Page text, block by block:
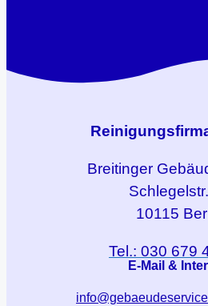
Breitinger
10115
Tel.: 030 679
E-Mail &